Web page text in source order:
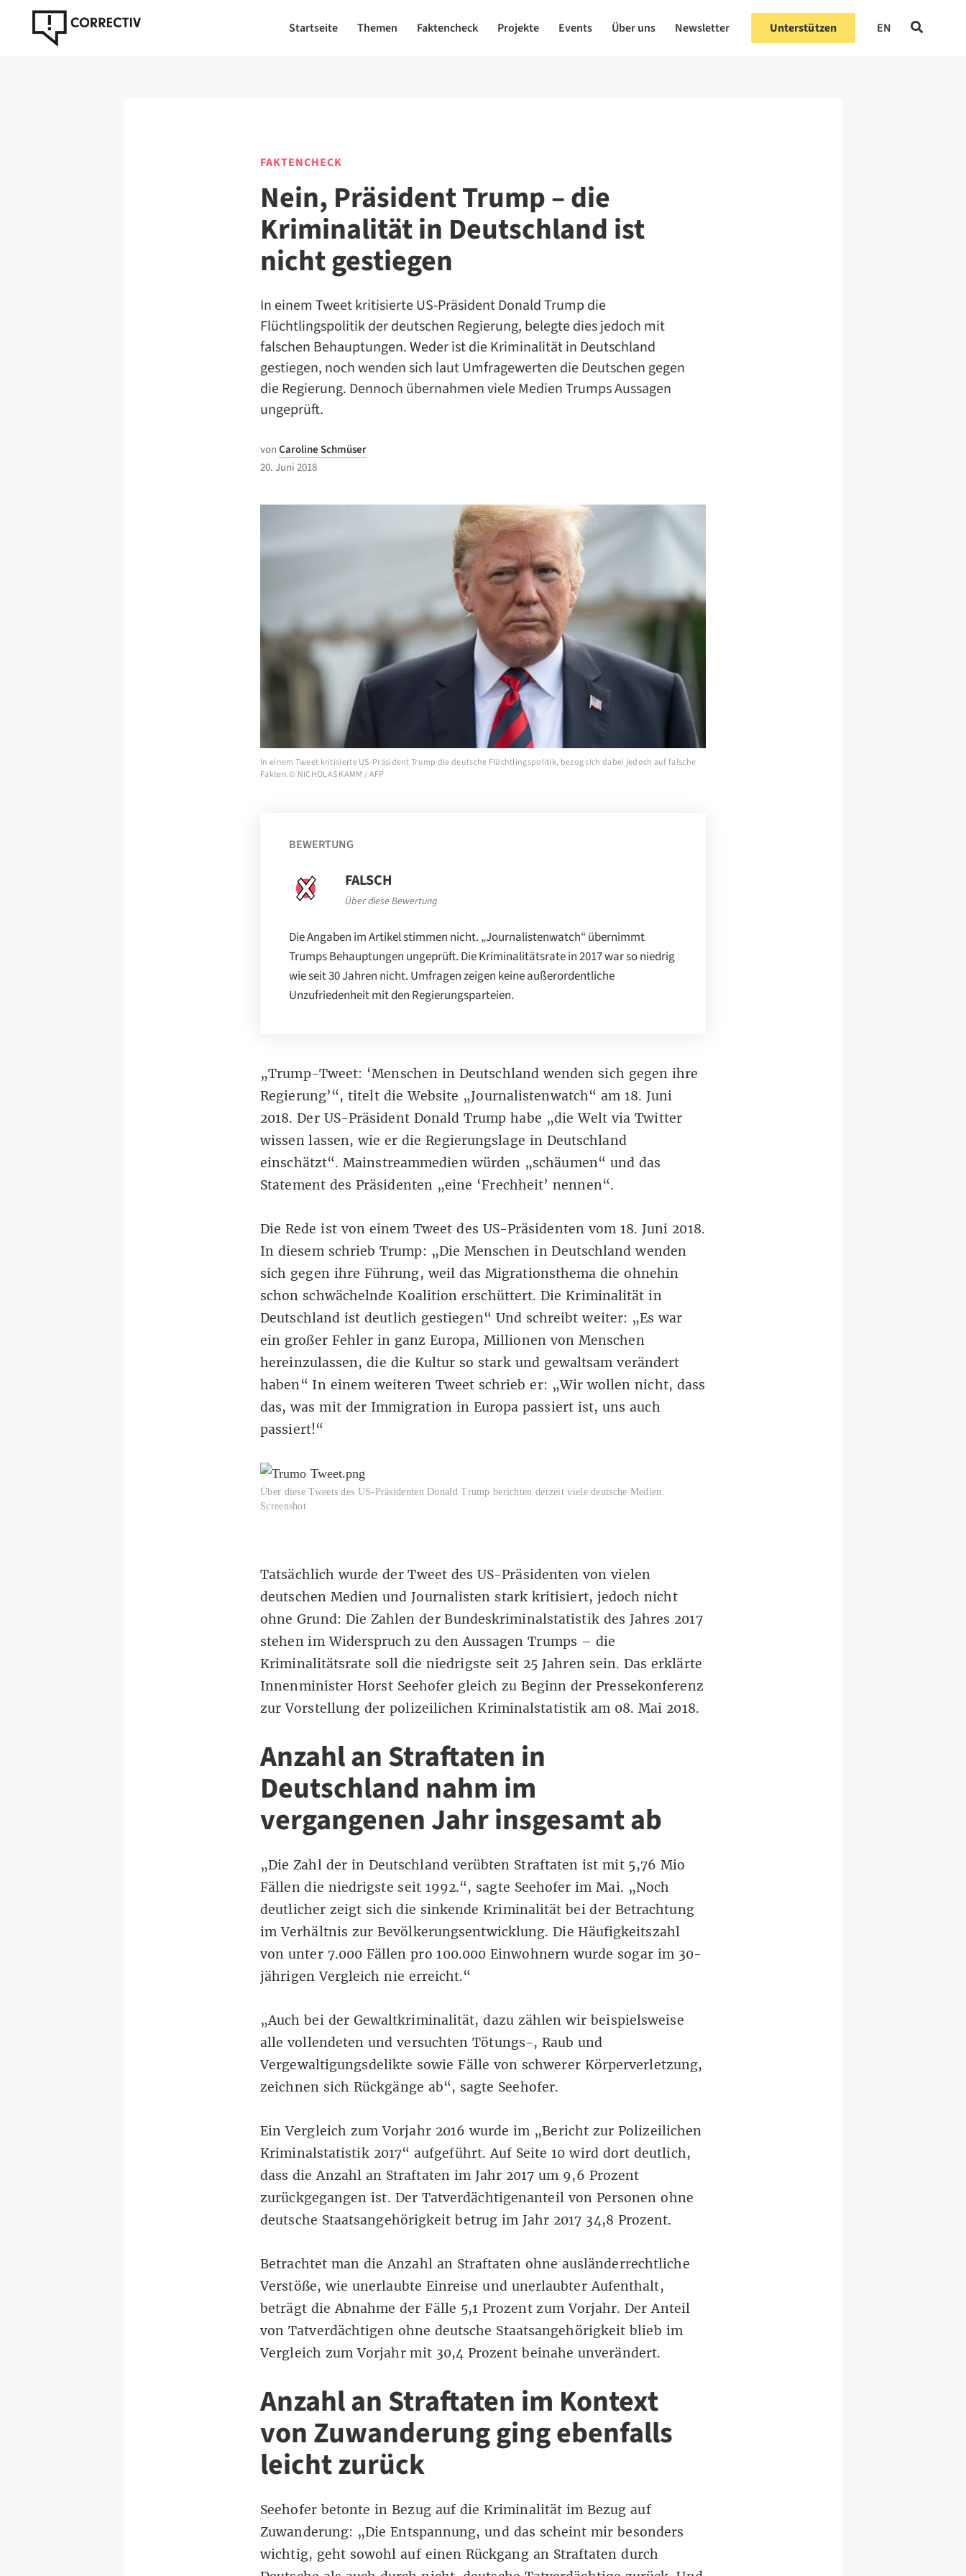
Startseite Themen Faktencheck Projekte Events Über uns Newsletter Unterstützen EN
FAKTENCHECK
Nein, Präsident Trump – die
Kriminalität in Deutschland ist
nicht gestiegen
In einem Tweet kritisierte US-Präsident Donald Trump die
Flüchtlingspolitik der deutschen Regierung, belegte dies jedoch mit
falschen Behauptungen. Weder ist die Kriminalität in Deutschland
gestiegen, noch wenden sich laut Umfragewerten die Deutschen gegen
die Regierung. Dennoch übernahmen viele Medien Trumps Aussagen
ungeprüft.
vonCaroline Schmüser
20. Juni 2018
In einem Tweet kritisierte US-Präsident Trump die deutsche Flüchtlingspolitik, bezog sich dabei jedoch auf falsche
Fakten.© NICHOLAS KAMM / AFP
BEWERTUNG
FALSCH
Über diese Bewertung
Die Angaben im Artikel stimmen nicht. „Journalistenwatch“ übernimmt
Trumps Behauptungen ungeprüft. Die Kriminalitätsrate in 2017 war so niedrig
wie seit 30 Jahren nicht. Umfragen zeigen keine außerordentliche
Unzufriedenheit mit den Regierungsparteien.
„Trump-Tweet: ‘Menschen in Deutschland wenden sich gegen ihre
Regierung’“,titelt die Website „Journalistenwatch“ am 18. Juni
2018. Der US-Präsident Donald Trump habe „die Welt via Twitter
wissen lassen, wie er die Regierungslage in Deutschland
einschätzt“. Mainstreammedien würden „schäumen“ und das
Statement des Präsidenten „eine ‘Frechheit’ nennen“.
Die Rede ist von einem Tweet des US-Präsidenten vom 18. Juni 2018.
In diesem schrieb Trump: „Die Menschen in Deutschland wenden
sich gegen ihre Führung, weil das Migrationsthema die ohnehin
schon schwächelnde Koalition erschüttert. Die Kriminalität in
Deutschland ist deutlich gestiegen“ Und schreibt weiter: „Es war
ein großer Fehler in ganz Europa, Millionen von Menschen
hereinzulassen, die die Kultur so stark und gewaltsam verändert
haben“ In einem weiteren Tweet schrieb er: „Wir wollen nicht, dass
das, was mit der Immigration in Europa passiert ist, uns auch
passiert!“
Über diese Tweets des US-Präsidenten Donald Trump berichten derzeit viele deutsche Medien.
Screenshot
Tatsächlich wurde der Tweet des US-Präsidenten von vielen
deutschen Medien und Journalisten stark kritisiert, jedoch nicht
ohne Grund: Die Zahlen der Bundeskriminalstatistik des Jahres 2017
stehen im Widerspruch zu den Aussagen Trumps – die
Kriminalitätsrate soll die niedrigste seit 25 Jahren sein. Das erklärte
Innenminister Horst Seehofer gleich zu Beginn derPressekonferenz
zur Vorstellung der polizeilichen Kriminalstatistik am 08. Mai 2018.
Anzahl an Straftaten in
Deutschland nahm im
vergangenen Jahr insgesamt ab
„Die Zahl der in Deutschland verübten Straftaten ist mit 5,76 Mio
Fällen die niedrigste seit 1992.“, sagte Seehofer im Mai. „Noch
deutlicher zeigt sich die sinkende Kriminalität bei der Betrachtung
im Verhältnis zur Bevölkerungsentwicklung. Die Häufigkeitszahl
von unter 7.000 Fällen pro 100.000 Einwohnern wurde sogar im 30-
jährigen Vergleich nie erreicht.“
„Auch bei der Gewaltkriminalität, dazu zählen wir beispielsweise
alle vollendeten und versuchten Tötungs-, Raub und
Vergewaltigungsdelikte sowie Fälle von schwerer Körperverletzung,
zeichnen sich Rückgänge ab“, sagte Seehofer.
Ein Vergleich zum Vorjahr 2016 wurde im „Bericht zur Polizeilichen
Kriminalstatistik 2017“ aufgeführt. Auf Seite 10 wird dort deutlich,
dass die Anzahl an Straftaten im Jahr 2017 um 9,6 Prozent
zurückgegangen ist. Der Tatverdächtigenanteil von Personen ohne
deutsche Staatsangehörigkeit betrug im Jahr 2017 34,8 Prozent.
Betrachtet man die Anzahl an Straftaten ohne ausländerrechtliche
Verstöße, wie unerlaubte Einreise und unerlaubter Aufenthalt,
beträgt die Abnahme der Fälle 5,1 Prozent zum Vorjahr. Der Anteil
von Tatverdächtigen ohne deutsche Staatsangehörigkeit blieb im
Vergleich zum Vorjahr mit 30,4 Prozent beinahe unverändert.
Anzahl an Straftaten im Kontext
von Zuwanderung ging ebenfalls
leicht zurück
Seehofer betonte in Bezug auf die Kriminalität im Bezug auf
Zuwanderung: „Die Entspannung, und das scheint mir besonders
wichtig, geht sowohl auf einen Rückgang an Straftaten durch